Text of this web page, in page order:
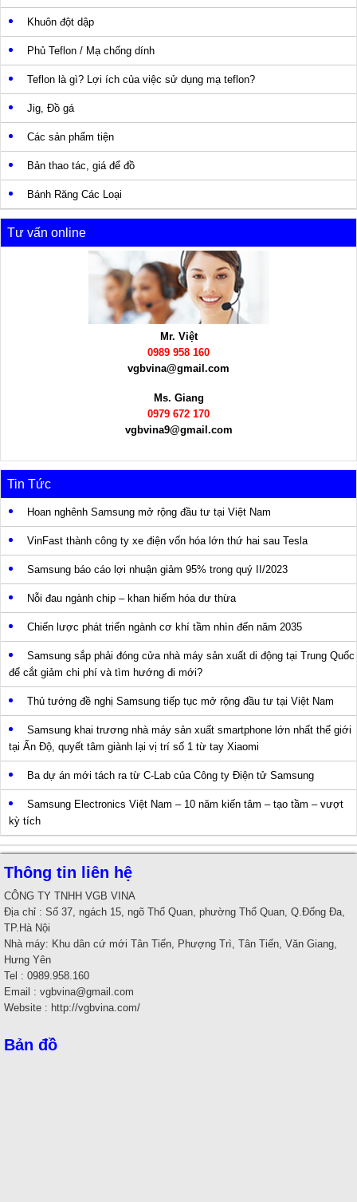
Khuôn đột dập
Phủ Teflon / Mạ chống dính
Teflon là gì? Lợi ích của việc sử dụng mạ teflon?
Jig, Đồ gá
Các sản phẩm tiện
Bản thao tác, giá để đồ
Bánh Răng Các Loại
Tư vấn online
Mr. Việt
0989 958 160
vgbvina@gmail.com
Ms. Giang
0979 672 170
vgbvina9@gmail.com
Tin Tức
Hoan nghênh Samsung mở rộng đầu tư tại Việt Nam
VinFast thành công ty xe điện vốn hóa lớn thứ hai sau Tesla
Samsung báo cáo lợi nhuận giảm 95% trong quý II/2023
Nỗi đau ngành chip – khan hiếm hóa dư thừa
Chiến lược phát triển ngành cơ khí tầm nhìn đến năm 2035
Samsung sắp phải đóng cửa nhà máy sản xuất di động tại Trung Quốc
để cắt giảm chi phí và tìm hướng đi mới?
Thủ tướng đề nghị Samsung tiếp tục mở rộng đầu tư tại Việt Nam
Samsung khai trương nhà máy sản xuất smartphone lớn nhất thế giới
tại Ấn Độ, quyết tâm giành lại vị trí số 1 từ tay Xiaomi
Ba dự án mới tách ra từ C-Lab của Công ty Điện tử Samsung
Samsung Electronics Việt Nam – 10 năm kiến tâm – tạo tầm – vượt
kỳ tích
Thông tin liên hệ
CÔNG TY TNHH VGB VINA
Địa chỉ : Số 37, ngách 15, ngõ Thổ Quan, phường Thổ Quan, Q.Đống Đa,
TP.Hà Nội
Nhà máy: Khu dân cứ mới Tân Tiến, Phượng Trì, Tân Tiến, Văn Giang,
Hưng Yên
Tel : 0989.958.160
Email : vgbvina@gmail.com
Website : http://vgbvina.com/
Bản đồ